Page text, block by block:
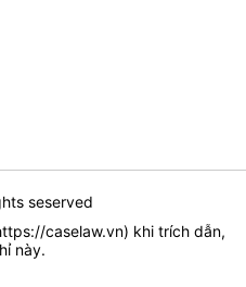
seserved
caselaw.vn) khi trích dẫn,
này.